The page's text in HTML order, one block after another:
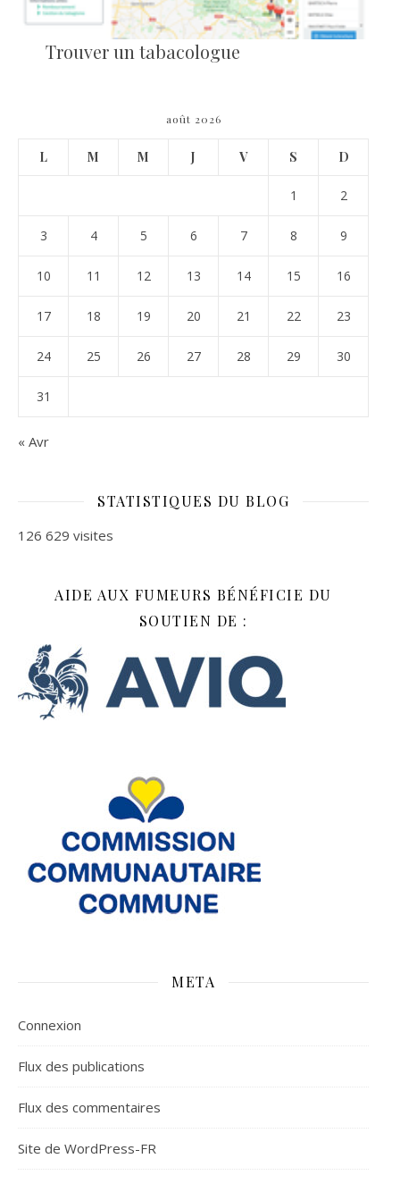
Trouver un tabacologue
août 2026
L M M J V S D
1 2
3 4 5 6 7 8 9
10 11 12 13 14 15 16
17 18 19 20 21 22 23
24 25 26 27 28 29 30
31
« Avr
STATISTIQUES DU BLOG
126 629 visites
AIDE AUX FUMEURS BÉNÉFICIE DU
SOUTIEN DE :
META
Connexion
Flux des publications
Flux des commentaires
Site de WordPress-FR